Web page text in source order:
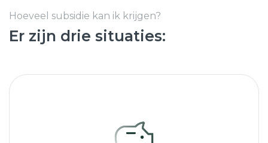
Hoeveel subsidie kan ik krijgen?
Er zijn drie situaties: